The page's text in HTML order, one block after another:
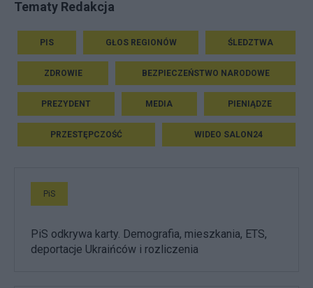
Tematy Redakcja
PIS GŁOS REGIONÓW ŚLEDZTWA
ZDROWIE BEZPIECZEŃSTWO NARODOWE
PREZYDENT MEDIA PIENIĄDZE
PRZESTĘPCZOŚĆ WIDEO SALON24
PiS
PiS odkrywa karty. Demografia, mieszkania, ETS,
deportacje Ukraińców i rozliczenia